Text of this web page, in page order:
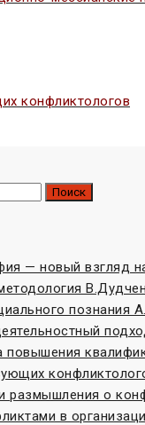
конфликтологов
— новый взгляд
познания
повышения
размышления о
в